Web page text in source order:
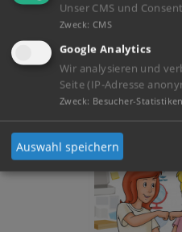
Mein
Unser CMS und
Zweck: CMS
Google Analytics
Wir analysieren und
Seite (IP-Adresse
Zweck: Besucher-Statistiken
Auswahl speichern